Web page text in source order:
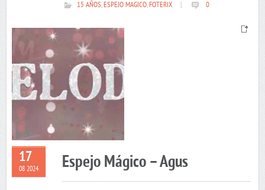
15 AÑOS,ESPEJO MAGICO,FOTERIX 0
17
08 2024 Espejo Mágico – Agus